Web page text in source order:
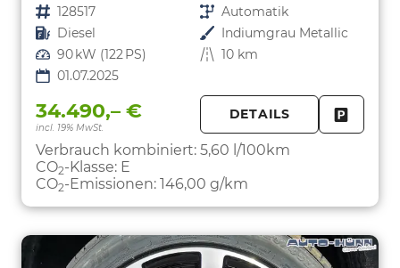
Fahrzeugnr. 128517 Getriebe Automatik
Kraftstoff Diesel Außenfarbe Indiumgrau Metallic
Leistung 90 kW (122 PS) Kilometerstand 10 km
01.07.2025
34.490,– €
incl. 19% MwSt.
DETAILS
Verbrauch kombiniert: 5,60 l/100km
CO2-Klasse: E
CO2-Emissionen: 146,00 g/km